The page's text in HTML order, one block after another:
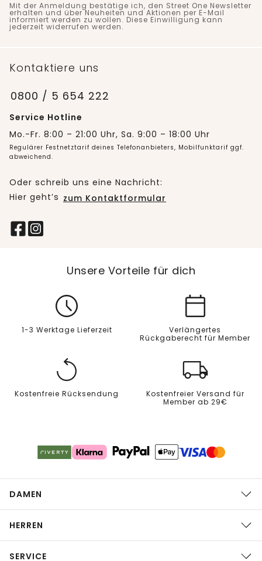
Mit der Anmeldung bestätige ich, den Street One Newsletter
erhalten und über Neuheiten und Aktionen per E-Mail
informiert werden zu wollen. Diese Einwilligung kann
jederzeit widerrufen werden.
Kontaktiere uns
0800 / 5 654 222
Service Hotline
Mo.-Fr. 8:00 – 21:00 Uhr, Sa. 9:00 – 18:00 Uhr
Regulärer Festnetztarif deines Telefonanbieters, Mobilfunktarif ggf.
abweichend.
Oder schreib uns eine Nachricht:
Hier geht’s zum Kontaktformular
Unsere Vorteile für dich
1-3 Werktage Lieferzeit
Verlängertes
Rückgaberecht für Member
Kostenfreie Rücksendung
Kostenfreier Versand für
Member ab 29€
DAMEN
HERREN
SERVICE